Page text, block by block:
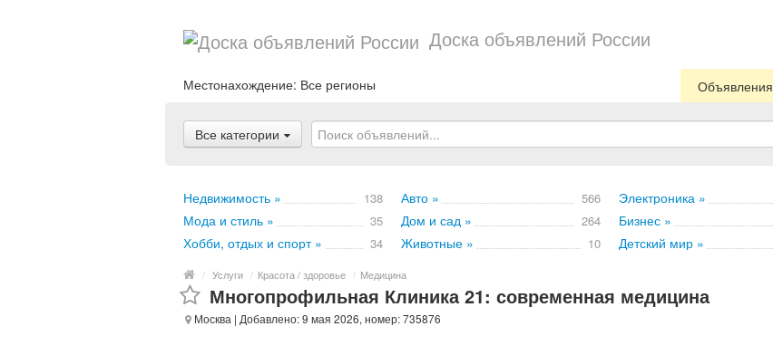
Доска объявлений России
Местонахождение: Все регионы Объявления
Все категории
Недвижимость » 138 Авто » 566 Электроника »
Мода и стиль » 35 Дом и сад » 264 Бизнес »
Хобби, отдых и спорт » 34 Животные » 10 Детский мир »
/ Услуги / Красота / здоровье / Медицина
Многопрофильная Клиника 21: современная медицина
Москва | Добавлено: 9 мая 2026, номер: 735876